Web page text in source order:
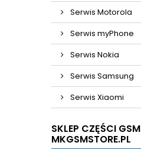
Serwis Motorola
Serwis myPhone
Serwis Nokia
Serwis Samsung
Serwis Xiaomi
SKLEP CZĘŚCI GSM
MKGSMSTORE.PL